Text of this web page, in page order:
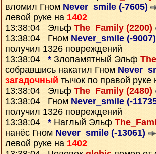
вломил Гном Never_smile (-7605)
левой руке на 1402
13:38:04 Эльф The_Family (2200)
13:38:04 Гном Never_smile (-9007)
получил 1326 повреждений
13:38:04 * Злопамятный Эльф
собравшись накатил Гном
загадочный тычок по правой руке
13:38:04 Эльф The_Family (2480)
13:38:04 Гном Never_smile (-
получил 1326 повреждений
13:38:04 * Наглый Эльф
нанёс Гном Never_smile (-13061)
левой руке на 1402